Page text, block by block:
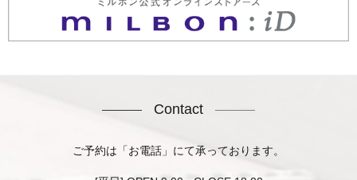
Contact
ご予約は「お電話」にて承っております。